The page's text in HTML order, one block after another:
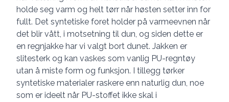
holde seg varm og helt tørr når høsten setter inn for
fullt. Det syntetiske foret holder på varmeevnen når
det blir vått, i motsetning til dun, og siden dette er
en regnjakke har vi valgt bort dunet. Jakken er
slitesterk og kan vaskes som vanlig PU-regntøy
utan å miste form og funksjon. I tillegg tørker
syntetiske materialer raskere enn naturlig dun, noe
som er ideelt når PU-stoffet ikke skal i